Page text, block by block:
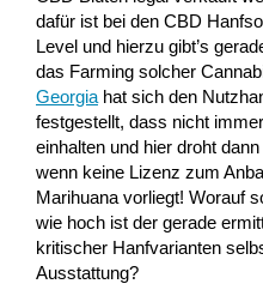
dafür ist bei den CBD
Level und hierzu gibt’s
das Farming solcher
Georgia hat sich den
festgestellt, dass nicht
einhalten und hier droht
wenn keine Lizenz zum
Marihuana vorliegt! Worauf
wie hoch ist der gerade
kritischer Hanfvarianten
Ausstattung?